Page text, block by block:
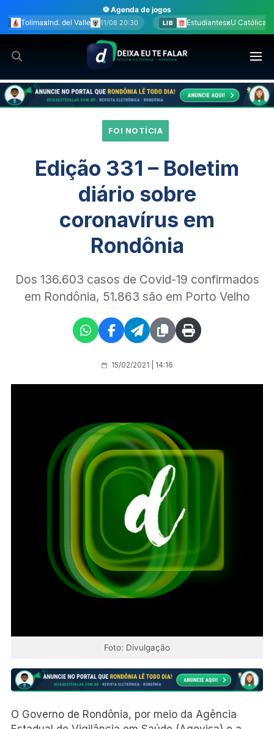
para
o
conteúdo
⚽ Agenda de jogos
20:30 LIB Estudiantes xU Católica 11/08 20:30 SUL
FOI NOTÍCIA
Edição 331 – Boletim
diário sobre
coronavírus em
Rondônia
Dos 136.603 casos de Covid-19 confirmados
em Rondônia, 51.863 são em Porto Velho
15/02/2021 | 14:16
Foto: Divulgação
O Governo de Rondônia, por meio da Agência